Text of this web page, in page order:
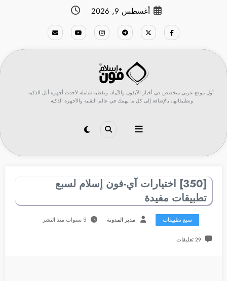
أغسطس 9, 2026
أول موقع عربي متخصص في أخبار الآيفون والآيباد، وتغطية شاملة لأحدث أجهزة أبل الذكية
وتطبيقاتها، بالإضافة إلى كل ما يهمك في عالم التقنية والأجهزة الذكية.
[350] اختيارات آي-فون إسلام لسبع
تطبيقات مفيدة
سبع تطبيقات مدير المدونة 9 سنوات منذ النشر
29 تعليقات